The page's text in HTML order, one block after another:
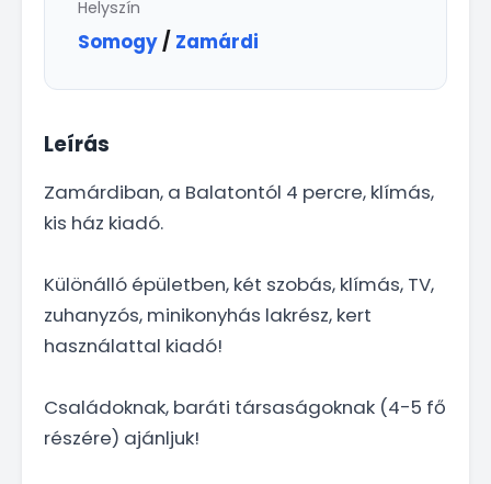
Helyszín
Somogy/ Zamárdi
Leírás
Zamárdiban, a Balatontól 4 percre, klímás,
kis ház kiadó.
Különálló épületben, két szobás, klímás, TV,
zuhanyzós, minikonyhás lakrész, kert
használattal kiadó!
Családoknak, baráti társaságoknak (4-5 fő
részére) ajánljuk!